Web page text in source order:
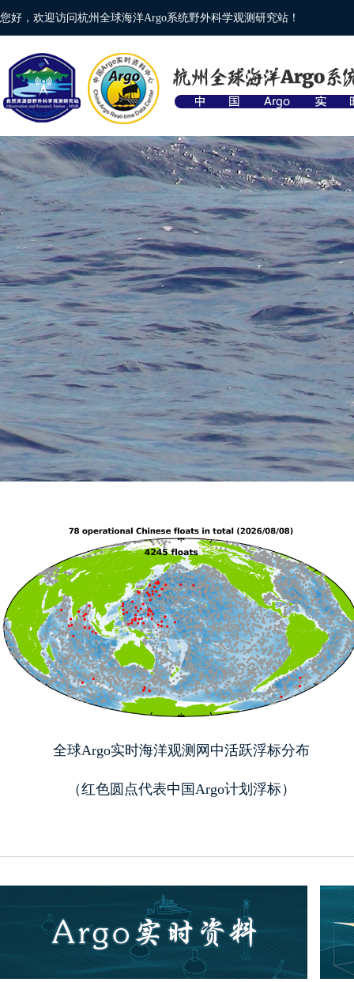
您好，欢迎访问杭州全球海洋Argo系统野外科学观测研究站！
全球Argo实时海洋观测网中活跃浮标分布
（红色圆点代表中国Argo计划浮标）